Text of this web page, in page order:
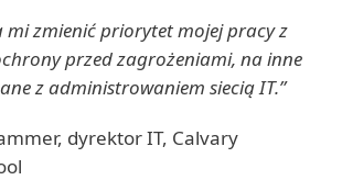
mi zmienić priorytet mojej pracy z
przed zagrożeniami, na inne
z administrowaniem siecią IT.”
dyrektor IT, Calvary